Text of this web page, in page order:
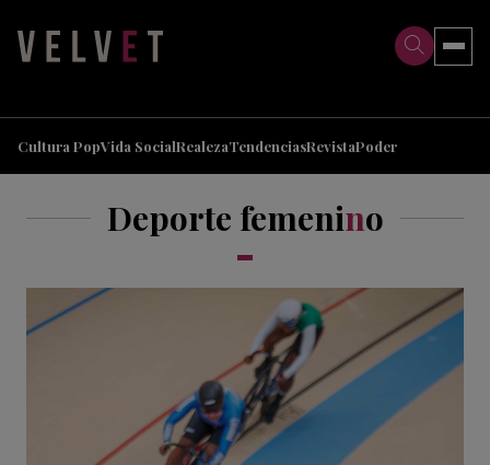
Cultura PopVida SocialRealezaTendenciasRevistaPoder
Deporte femenino